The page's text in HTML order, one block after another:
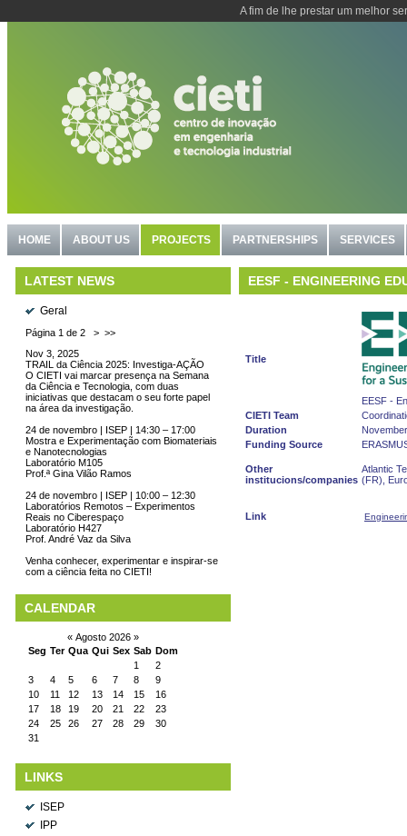
A fim de lhe prestar um melhor
HOME ABOUT US PROJECTS PARTNERSHIPS SERVICES
LATEST NEWS
Geral
Página 1 de 2 > >>
Nov 3, 2025
TRAIL da Ciência 2025: Investiga-AÇÃO
O CIETI vai marcar presença na Semana
da Ciência e Tecnologia, com duas
iniciativas que destacam o seu forte papel
na área da investigação.
24 de novembro | ISEP | 14:30 – 17:00
Mostra e Experimentação com Biomateriais
e Nanotecnologias
Laboratório M105
Prof.ª Gina Vilão Ramos
24 de novembro | ISEP | 10:00 – 12:30
Laboratórios Remotos – Experimentos
Reais no Ciberespaço
Laboratório H427
Prof. André Vaz da Silva
Venha conhecer, experimentar e inspirar-se
com a ciência feita no CIETI!
CALENDAR
« Agosto 2026 »
Seg Ter Qua Qui Sex Sab Dom
1
2
3
4 5 6 7 8
9
10
11 12 13 14 15
16
17
18 19 20 21 22
23
24
25 26 27 28 29
30
31
LINKS
ISEP
IPP
EESF - ENGINEERING
Title
EESF -
CIETI Team
Duration
Funding Source
Other
institucions/companies
Atlantic
(FR),
Link